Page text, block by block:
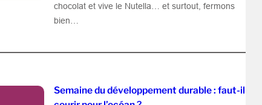
chocolat et vive le Nutella… et surtout, fermons
bien…
Semaine du développement durable : faut-il